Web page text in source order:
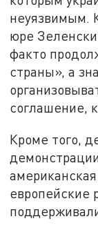
неуязвимым.
юре
факто
страны», а
соглашение,
Кроме того,
европейские